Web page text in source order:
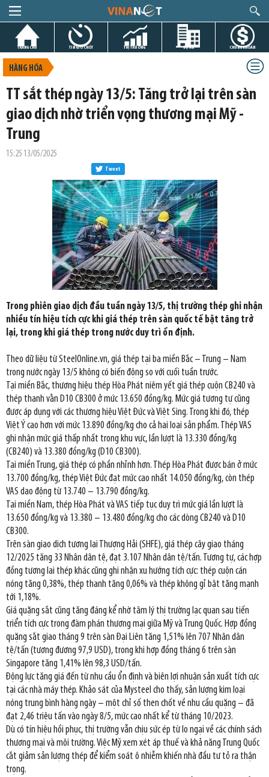
TRANG CHỦ TIN GIỜ CHÓT THỊ TRƯỜNG DỰ ÁN CHỨNG KHOÁN
HÀNG HÓA
TT sắt thép ngày 13/5: Tăng trở lại trên sàn
giao dịch nhờ triển vọng thương mại Mỹ -
Trung
15:25 13/05/2025
Tweet
Trong phiên giao dịch đầu tuần ngày 13/5, thị trường thép ghi nhận
nhiều tín hiệu tích cực khi giá thép trên sàn quốc tế bật tăng trở
lại, trong khi giá thép trong nước duy trì ổn định.
Theo dữ liệu từ SteelOnline.vn, giá thép tại ba miền Bắc – Trung – Nam
trong nước ngày 13/5 không có biến động so với cuối tuần trước.
Tại miền Bắc, thương hiệu thép Hòa Phát niêm yết giá thép cuộn CB240 và
thép thanh vằn D10 CB300 ở mức 13.650 đồng/kg. Mức giá tương tự cũng
được áp dụng với các thương hiệu Việt Đức và Việt Sing. Trong khi đó, thép
Việt Ý cao hơn với mức 13.890 đồng/kg cho cả hai loại sản phẩm. Thép VAS
ghi nhận mức giá thấp nhất trong khu vực, lần lượt là 13.330 đồng/kg
(CB240) và 13.380 đồng/kg (D10 CB300).
Tại miền Trung, giá thép có phần nhỉnh hơn. Thép Hòa Phát được bán ở mức
13.700 đồng/kg, thép Việt Đức đạt mức cao nhất 14.050 đồng/kg, còn thép
VAS dao động từ 13.740 – 13.790 đồng/kg.
Tại miền Nam, thép Hòa Phát và VAS tiếp tục duy trì mức giá lần lượt là
13.650 đồng/kg và 13.380 – 13.480 đồng/kg cho các dòng CB240 và D10
CB300.
Trên sàn giao dịch tương lai Thượng Hải (SHFE), giá thép cây giao tháng
12/2025 tăng 33 Nhân dân tệ, đạt 3.107 Nhân dân tệ/tấn. Tương tự, các hợp
đồng tương lai thép khác cũng ghi nhận xu hướng tích cực: thép cuộn cán
nóng tăng 0,38%, thép thanh tăng 0,06% và thép không gỉ bật tăng mạnh
tới 1,18%.
Giá quặng sắt cũng tăng đáng kể nhờ tâm lý thị trường lạc quan sau tiến
triển tích cực trong đàm phán thương mại giữa Mỹ và Trung Quốc. Hợp đồng
quặng sắt giao tháng 9 trên sàn Đại Liên tăng 1,51% lên 707 Nhân dân
tệ/tấn (tương đương 97,9 USD), trong khi hợp đồng tháng 6 trên sàn
Singapore tăng 1,41% lên 98,3 USD/tấn.
Động lực tăng giá đến từ nhu cầu ổn định và biên lợi nhuận sản xuất tích cực
tại các nhà máy thép. Khảo sát của Mysteel cho thấy, sản lượng kim loại
nóng trung bình hàng ngày – một chỉ số then chốt về nhu cầu quặng – đã
đạt 2,46 triệu tấn vào ngày 8/5, mức cao nhất kể từ tháng 10/2023.
Dù có tín hiệu hồi phục, thị trường vẫn chịu sức ép từ lo ngại về các chính sách
thương mại và môi trường. Việc Mỹ xem xét áp thuế và khả năng Trung Quốc
cắt giảm sản lượng thép để kiểm soát ô nhiễm khiến nhà đầu tư tỏ ra thận
trọng.